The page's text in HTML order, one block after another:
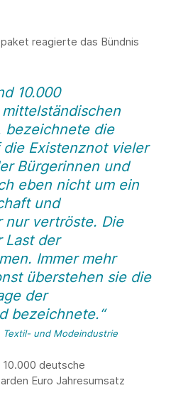
reagierte das Bündnis
10.000
bezeichnete die
Existenznot vieler
Bürgerinnen und
eben nicht um ein
und
nur vertröste. Die
Last der
Immer mehr
überstehen sie die
der
bezeichnete.“
Textil- und Modeindustrie
deutsche
Euro Jahresumsatz